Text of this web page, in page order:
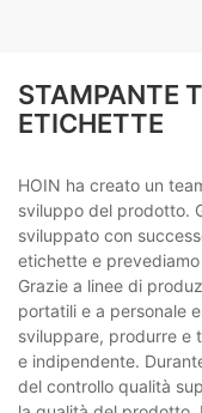
STAMPANTE
ETICHETTE
HOIN ha creato un
sviluppo del prodotto.
sviluppato con
etichette e
Grazie a linee di
portatili e a personale
sviluppare, produrre e
e indipendente.
del controllo qualità